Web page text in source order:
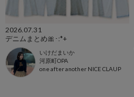
2026.07.31
デニムまとめ🎀･:*+
いけだまいか
河原町OPA
one after another NICE CLAUP